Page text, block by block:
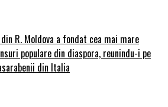
R. Moldova a fondat cea mai mare
populare din diaspora, reunindu-i pe
din Italia